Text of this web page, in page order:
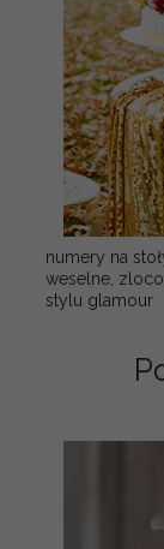
numery na
weselne,
stylu glamour